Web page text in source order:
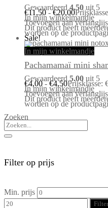
Gewaardeerd 4.50 uit 5
€11,50 - €20,00
In mijn winkelmandje
Toevoegen aan
Dit product heeft
worden op de
Sale!
In mijn winkelmandje
Pachamamaï mini
Gewaardeerd 5.00 uit 5
€4,00 - €4,50Prijsklasse:
In mijn winkelmandje
Toevoegen aan
Dit product heeft
worden op de
Zoeken
Filter op prijs
Min. prijs
Filter